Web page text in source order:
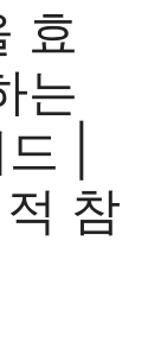
효
는
|
참